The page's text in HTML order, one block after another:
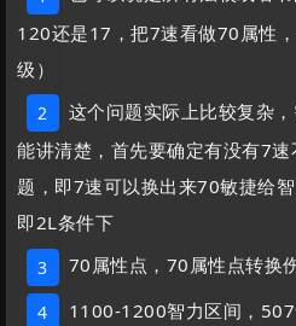
120还是17，把7速看做70属性
级）
2
这个问题实际上比较复杂
能讲清楚，首先要确定有没有7
题，即7速可以换出来70敏捷给
即2L条件下
3 70属性点，70属性点转换
4
1100-1200智力区间，